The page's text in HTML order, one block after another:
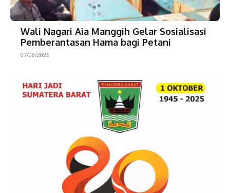
Wali Nagari Aia Manggih Gelar Sosialisasi
Pemberantasan Hama bagi Petani
07/08/2026